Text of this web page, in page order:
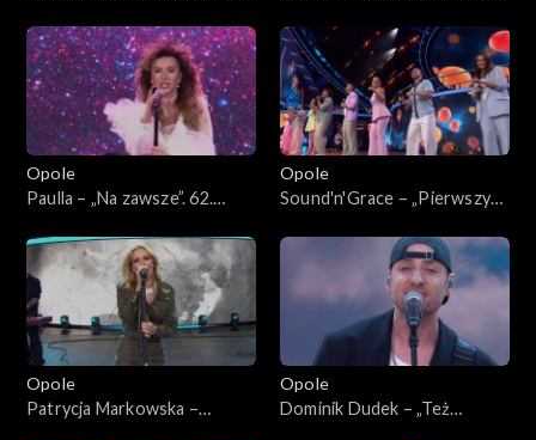
i „Prawie do nieba”. 62. KFPP:
Koncert „Premiery”
śmierć” i „Niecierpliwi”. 62.
KFPP: Koncert „Premiery”
Opole
Paulla – „Na zawsze”. 62.
Opole
Sound'n'Grace – „Pierwszy
„Premiery”
Opole
Patrycja Markowska –
Opole
Dominik Dudek – „Też